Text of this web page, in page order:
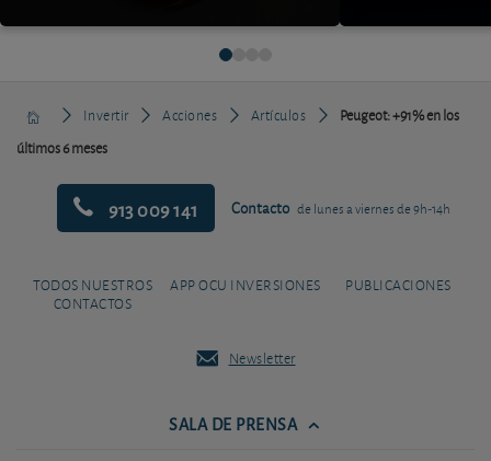
Invertir Acciones Artículos
Peugeot: +91% en los
últimos 6 meses
913 009 141 Contacto de lunes a viernes de 9h-14h
TODOS NUESTROS
CONTACTOS
APP OCU INVERSIONES PUBLICACIONES
Newsletter
SALA DE PRENSA